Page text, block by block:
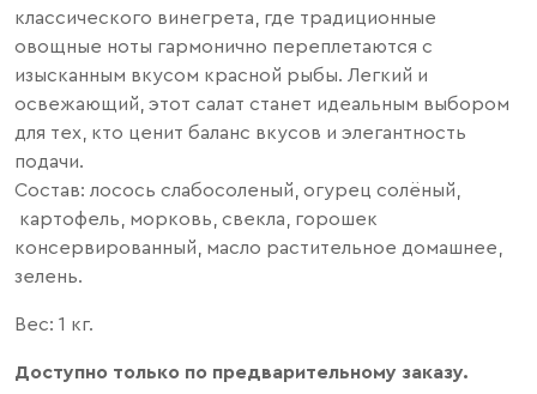
классического винегрета, где традиционные
овощные ноты гармонично переплетаются с
изысканным вкусом красной рыбы. Легкий и
освежающий, этот салат станет идеальным выбором
для тех, кто ценит баланс вкусов и элегантность
подачи.
Состав: лосось слабосоленый, огурец солёный,
картофель, морковь, свекла, горошек
консервированный, масло растительное домашнее,
зелень.
Вес: 1 кг.
Доступно только по предварительному заказу.